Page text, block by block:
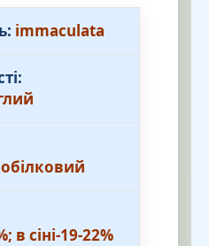
immaculata
в сіні-19-22%